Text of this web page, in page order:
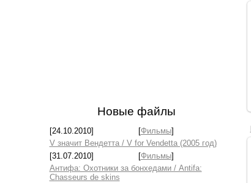
Новые файлы
[24.10.2010] [Фильмы]
V значит Вендетта / V for Vendetta (2005 год)
[31.07.2010]
[Фильмы]
Антифа: Охотники за бонхедами / Antifa:
Chasseurs de skins